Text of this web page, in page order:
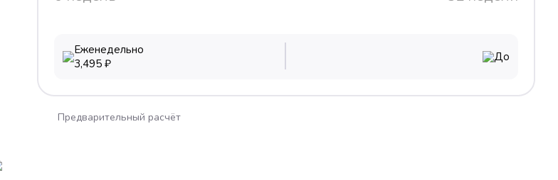
Еженедельно
3,495 ₽ До
Предварительный расчёт